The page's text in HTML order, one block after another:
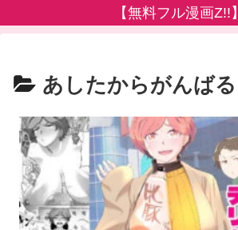
【無料フル漫画Z!!】
あしたからがんばる